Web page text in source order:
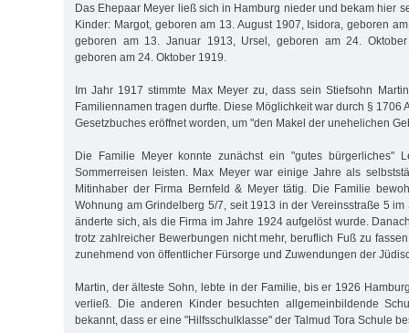
Das Ehepaar Meyer ließ sich in Hamburg nieder und bekam hier
Kinder: Margot, geboren am 13. August 1907, Isidora, geboren
geboren am 13. Januar 1913, Ursel, geboren am 24.
geboren am 24. Oktober 1919.
Im Jahr 1917 stimmte Max Meyer zu, dass sein Stiefsohn
Familiennamen tragen durfte. Diese Möglichkeit war durch § 1706
Gesetzbuches eröffnet worden, um "den Makel der unehelichen
Die Familie Meyer konnte zunächst ein "gutes bürgerliches"
Sommerreisen leisten. Max Meyer war einige Jahre als
Mitinhaber der Firma Bernfeld & Meyer tätig. Die Familie
Wohnung am Grindelberg 5/7, seit 1913 in der Vereinsstraße 5 im
änderte sich, als die Firma im Jahre 1924 aufgelöst wurde.
trotz zahlreicher Bewerbungen nicht mehr, beruflich Fuß zu
zunehmend von öffentlicher Fürsorge und Zuwendungen der
Martin, der älteste Sohn, lebte in der Familie, bis er 1926
verließ. Die anderen Kinder besuchten allgemeinbildende
bekannt, dass er eine "Hilfsschulklasse" der Talmud Tora Schule